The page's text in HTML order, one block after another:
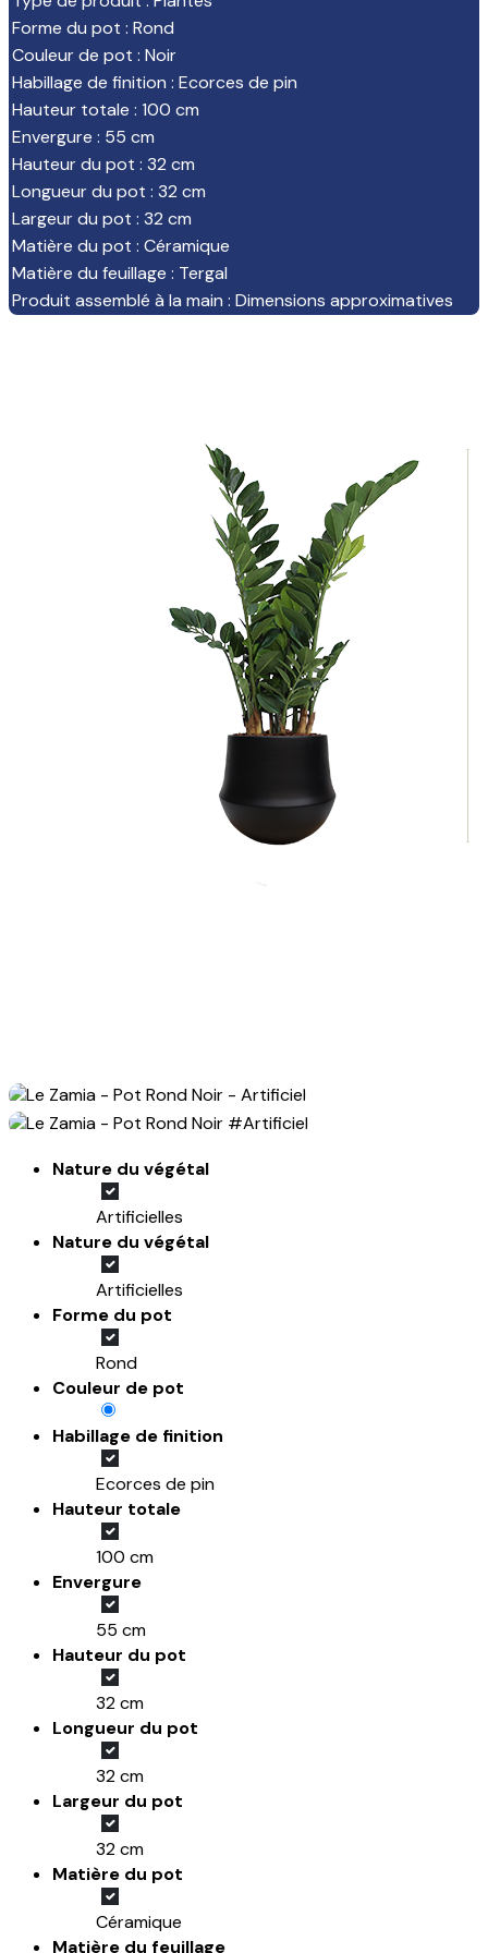
Forme du pot : Rond
Couleur de pot : Noir
Habillage de finition : Ecorces de pin
Hauteur totale : 100 cm
Envergure : 55 cm
Hauteur du pot : 32 cm
Longueur du pot : 32 cm
Largeur du pot : 32 cm
Matière du pot : Céramique
Matière du feuillage : Tergal
Produit assemblé à la main : Dimensions approximatives
Nature du végétal
Artificielles
Nature du végétal
Artificielles
Forme du pot
Rond
Couleur de pot
Habillage de finition
Ecorces de pin
Hauteur totale
100 cm
Envergure
55 cm
Hauteur du pot
32 cm
Longueur du pot
32 cm
Largeur du pot
32 cm
Matière du pot
Céramique
Matière du feuillage